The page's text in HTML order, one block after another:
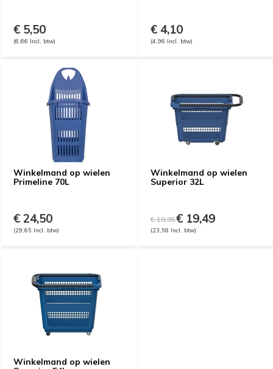
€ 5,50
(6,66 Incl. btw)
€ 4,10
(4,96 Incl. btw)
Winkelmand op wielen
Primeline 70L
€ 24,50
(29,65 Incl. btw)
Winkelmand op wielen
Superior 32L
€ 19,95€ 19,49
(23,58 Incl. btw)
Winkelmand op wielen